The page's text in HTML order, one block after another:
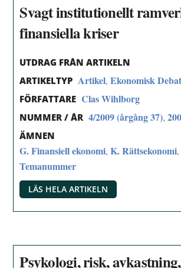
Svagt institutionellt
finansiella kriser
UTDRAG FRÅN ARTIKELN
ARTIKELTYP Artikel,Ekonomisk
FÖRFATTARE Clas Wihlborg
NUMMER / ÅR 4/2009 (årgång 37),
ÄMNEN
G. Finansiell ekonomi,K. Rättsekonomi
Temanummer
LÄS HELA ARTIKELN
Psykologi, risk,